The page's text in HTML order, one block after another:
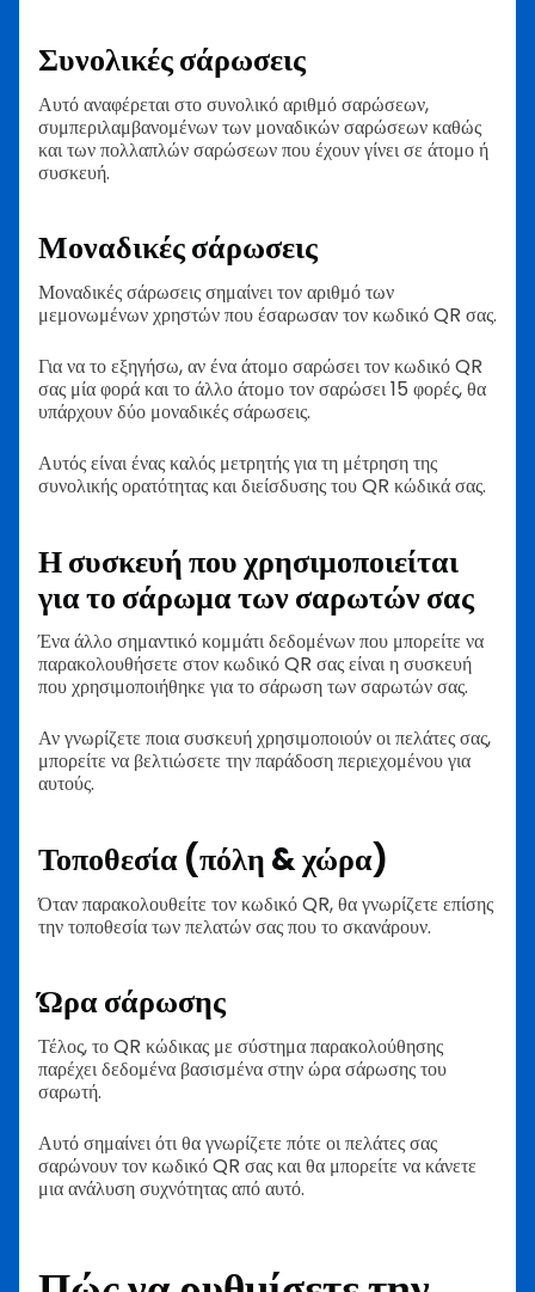
Συνολικές σάρωσεις
Αυτό αναφέρεται στο συνολικό αριθμό σαρώσεων,
συμπεριλαμβανομένων των μοναδικών σαρώσεων καθώς
και των πολλαπλών σαρώσεων που έχουν γίνει σε άτομο ή
συσκευή.
Μοναδικές σάρωσεις
Μοναδικές σάρωσεις σημαίνει τον αριθμό των
μεμονωμένων χρηστών που έσαρωσαν τον κωδικό QR σας.
Για να το εξηγήσω, αν ένα άτομο σαρώσει τον κωδικό QR
σας μία φορά και το άλλο άτομο τον σαρώσει 15 φορές, θα
υπάρχουν δύο μοναδικές σάρωσεις.
Αυτός είναι ένας καλός μετρητής για τη μέτρηση της
συνολικής ορατότητας και διείσδυσης του QR κώδικά σας.
Η συσκευή που χρησιμοποιείται
για το σάρωμα των σαρωτών σας
Ένα άλλο σημαντικό κομμάτι δεδομένων που μπορείτε να
παρακολουθήσετε στον κωδικό QR σας είναι η συσκευή
που χρησιμοποιήθηκε για το σάρωση των σαρωτών σας.
Αν γνωρίζετε ποια συσκευή χρησιμοποιούν οι πελάτες σας,
μπορείτε να βελτιώσετε την παράδοση περιεχομένου για
αυτούς.
Τοποθεσία (πόλη & χώρα)
Όταν παρακολουθείτε τον κωδικό QR, θα γνωρίζετε επίσης
την τοποθεσία των πελατών σας που το σκανάρουν.
Ώρα σάρωσης
Τέλος, το QR κώδικας με σύστημα παρακολούθησης
παρέχει δεδομένα βασισμένα στην ώρα σάρωσης του
σαρωτή.
Αυτό σημαίνει ότι θα γνωρίζετε πότε οι πελάτες σας
σαρώνουν τον κωδικό QR σας και θα μπορείτε να κάνετε
μια ανάλυση συχνότητας από αυτό.